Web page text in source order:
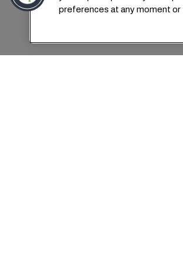
preferences at any moment or